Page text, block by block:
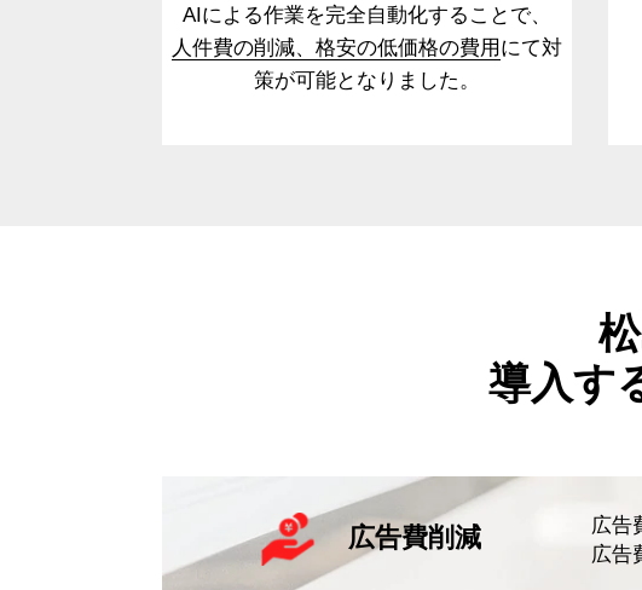
AIによる作業を完全自動化することで、
人件費の削減、格安の低価格の費用にて対
策が可能となりました。
導入す
広告費削減
広告
広告